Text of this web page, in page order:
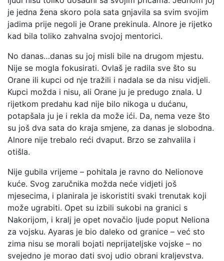
je jedna žena skoro pola sata gnjavila sa svim svojim
jadima prije negoli je Orane prekinula. Alnore je rijetko
kad bila toliko zahvalna svojoj mentorici.
No danas…danas su joj misli bile na drugom mjestu.
Nije se mogla fokusirati. Ovlaš je radila sve što su
Orane ili kupci od nje tražili i nadala se da nisu vidjeli.
Kupci možda i nisu, ali Orane ju je predugo znala. U
rijetkom predahu kad nije bilo nikoga u dućanu,
potapšala ju je i rekla da može ići. Da, nema veze što
su još dva sata do kraja smjene, za danas je slobodna.
Alnore nije trebalo reći dvaput. Brzo se zahvalila i
otišla.
Nije gubila vrijeme – pohitala je ravno do Nelionove
kuće. Svog zaručnika možda neće vidjeti još
mjesecima, i planirala je iskoristiti svaki trenutak koji
može ugrabiti. Opet su izbili sukobi na granici s
Nakorijom, i kralj je opet novačio ljude poput Neliona
za vojsku. Ayaras je bio daleko od granice – već sto
zima nisu se morali bojati neprijateljske vojske – no
svejedno je morao dati svoj udio obrani kraljevstva.